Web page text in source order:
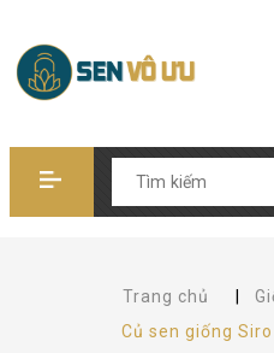
Trang chủ
Củ sen giống